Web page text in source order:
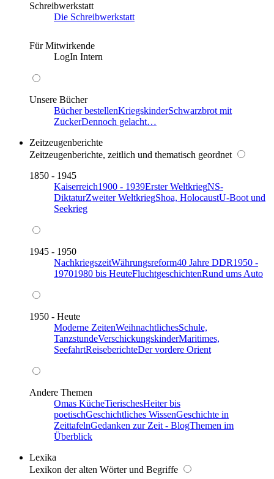
Schreibwerkstatt
Die Schreibwerkstatt
Für Mitwirkende
LogIn Intern
Unsere Bücher
Bücher bestellenKriegskinderSchwarzbrot mit
ZuckerDennoch gelacht…
Zeitzeugenberichte
Zeitzeugenberichte, zeitlich und thematisch geordnet
1850 - 1945
Kaiserreich1900 - 1939Erster WeltkriegNS-
DiktaturZweiter WeltkriegShoa, HolocaustU-Boot und
Seekrieg
1945 - 1950
NachkriegszeitWährungsreform40 Jahre DDR1950 -
19701980 bis HeuteFluchtgeschichtenRund ums Auto
1950 - Heute
Moderne ZeitenWeihnachtlichesSchule,
TanzstundeVerschickungskinderMaritimes,
SeefahrtReiseberichteDer vordere Orient
Andere Themen
Omas KücheTierischesHeiter bis
poetischGeschichtliches WissenGeschichte in
ZeittafelnGedanken zur Zeit - BlogThemen im
Überblick
Lexika
Lexikon der alten Wörter und Begriffe